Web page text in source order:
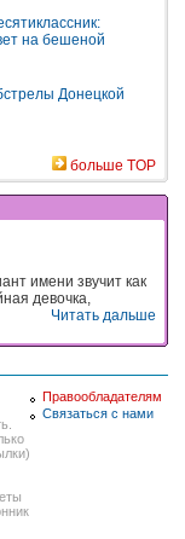
на бешеной
Донецкой
больше TOP
имени звучит как
девочка,
Читать дальше
Правообладателям
Связаться с нами